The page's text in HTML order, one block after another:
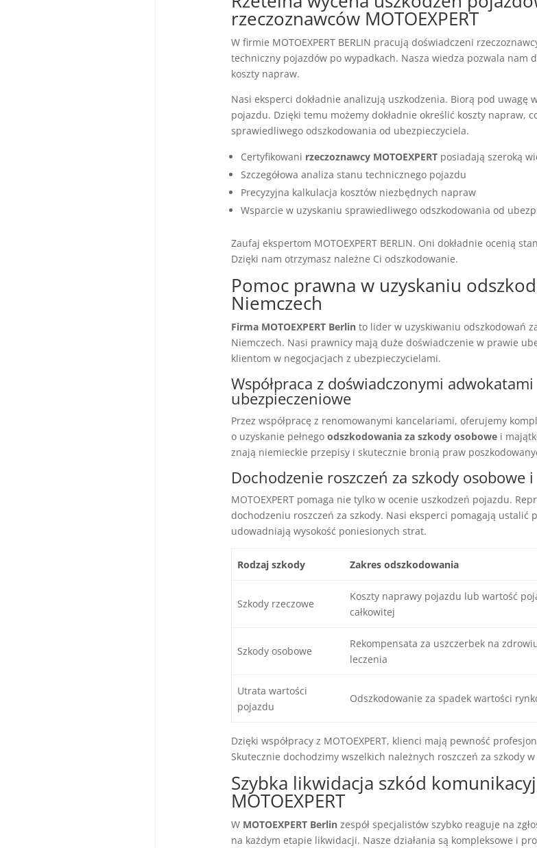
rzeczoznawców MOTOEXPERT
W firmie MOTOEXPERT BERLIN pracują doświadczeni
techniczny pojazdów po wypadkach. Nasza wiedza pozwala nam
koszty napraw.
Nasi eksperci dokładnie analizują uszkodzenia. Biorą pod uwagę
pojazdu. Dzięki temu możemy dokładnie określić koszty napraw,
sprawiedliwego odszkodowania od ubezpieczyciela.
Certyfikowani rzeczoznawcy MOTOEXPERTposiadają szeroką
Szczegółowa analiza stanu technicznego pojazdu
Precyzyjna kalkulacja kosztów niezbędnych napraw
Wsparcie w uzyskaniu sprawiedliwego odszkodowania od
Zaufaj ekspertom MOTOEXPERT BERLIN. Oni dokładnie ocenią
Dzięki nam otrzymasz należne Ci odszkodowanie.
Pomoc prawna w uzyskaniu
Niemczech
Firma MOTOEXPERT Berlinto lider w uzyskiwaniu odszkodowań
Niemczech. Nasi prawnicy mają duże doświadczenie w prawie
klientom w negocjacjach z ubezpieczycielami.
Współpraca z doświadczonymi
ubezpieczeniowe
Przez współpracę z renomowanymi kancelariami, oferujemy
o uzyskanie pełnego odszkodowania za szkody osobowei
znają niemieckie przepisy i skutecznie bronią praw
Dochodzenie roszczeń za szkody osobowe
MOTOEXPERT pomaga nie tylko w ocenie uszkodzeń pojazdu.
dochodzeniu roszczeń za szkody. Nasi eksperci pomagają ustalić
udowadniają wysokość poniesionych strat.
Rodzaj szkody Zakres odszkodowania
Szkody rzeczowe
Koszty naprawy pojazdu lub wartość
całkowitej
Szkody osobowe
Rekompensata za uszczerbek na
leczenia
Utrata wartości
pojazdu
Odszkodowanie za spadek wartości
Dzięki współpracy z MOTOEXPERT, klienci mają pewność
Skutecznie dochodzimy wszelkich należnych roszczeń za szkody
Szybka likwidacja szkód
MOTOEXPERT
W MOTOEXPERT Berlinzespół specjalistów szybko reaguje na
na każdym etapie likwidacji. Nasze działania są kompleksowe i